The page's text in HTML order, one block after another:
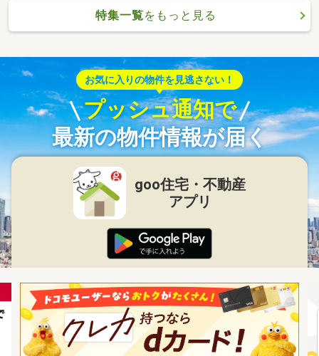
特集一覧をもっと見る
お気に入りの物件を見逃さない！
プッシュ通知で
最新の物件情報が届く
goo住宅・不動産
アプリ